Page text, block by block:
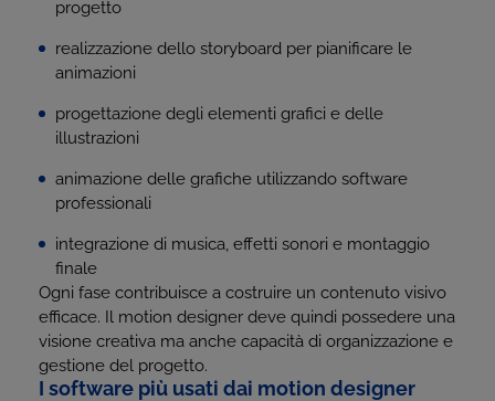
progetto
realizzazione dello storyboard per pianificare le
animazioni
progettazione degli elementi grafici e delle
illustrazioni
animazione delle grafiche utilizzando software
professionali
integrazione di musica, effetti sonori e montaggio
finale
Ogni fase contribuisce a costruire un contenuto visivo
efficace. Il motion designer deve quindi possedere una
visione creativa ma anche capacità di organizzazione e
gestione del progetto.
I software più usati dai motion designer